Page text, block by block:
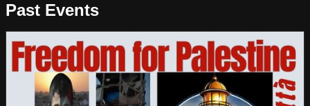
Past Events